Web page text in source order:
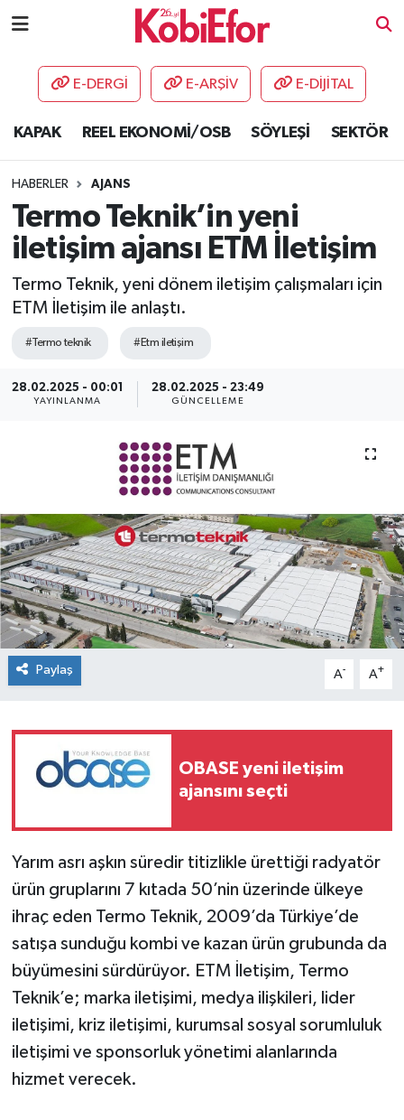
E-DERGİ E-ARŞİV E-DİJİTAL
KAPAK REEL EKONOMİ/OSB SÖYLEŞİ SEKTÖR
HABERLER AJANS
Termo Teknik’in yeni
iletişim ajansı ETM İletişim
Termo Teknik, yeni dönem iletişim çalışmaları için
ETM İletişim ile anlaştı.
#Termo teknik #Etm iletişim
28.02.2025 - 00:01
YAYINLANMA
28.02.2025 - 23:49
GÜNCELLEME
Paylaş A- A+
OBASE yeni iletişim
ajansını seçti
Yarım asrı aşkın süredir titizlikle ürettiği radyatör
ürün gruplarını 7 kıtada 50’nin üzerinde ülkeye
ihraç eden Termo Teknik, 2009’da Türkiye’de
satışa sunduğu kombi ve kazan ürün grubunda da
büyümesini sürdürüyor. ETM İletişim, Termo
Teknik’e; marka iletişimi, medya ilişkileri, lider
iletişimi, kriz iletişimi, kurumsal sosyal sorumluluk
iletişimi ve sponsorluk yönetimi alanlarında
hizmet verecek.
AKADEMİ
DESTEK-TEŞVİK
ETKİNLİK
GÜNCEL
HABERLER
KAPAK
OSB
ŞİRKET PANO
SÖYLEŞİ
ÜLKE
YAŞAM